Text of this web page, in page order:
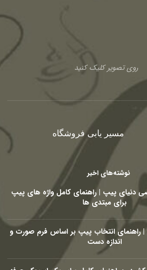
روی تصویر کلیک کنید
مسیر یابی فروشگاه
نوشته‌های اخیر
دنیای پیپ | راهنمای کامل واژه های پیپ
برای مبتدی ها
راهنمای انتخاب پیپ بر اساس فرم صورت و
اندازه دست